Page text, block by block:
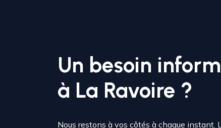
Un besoin
à La Ravoire ?
Nous restons à vos côtés à chaque instant.